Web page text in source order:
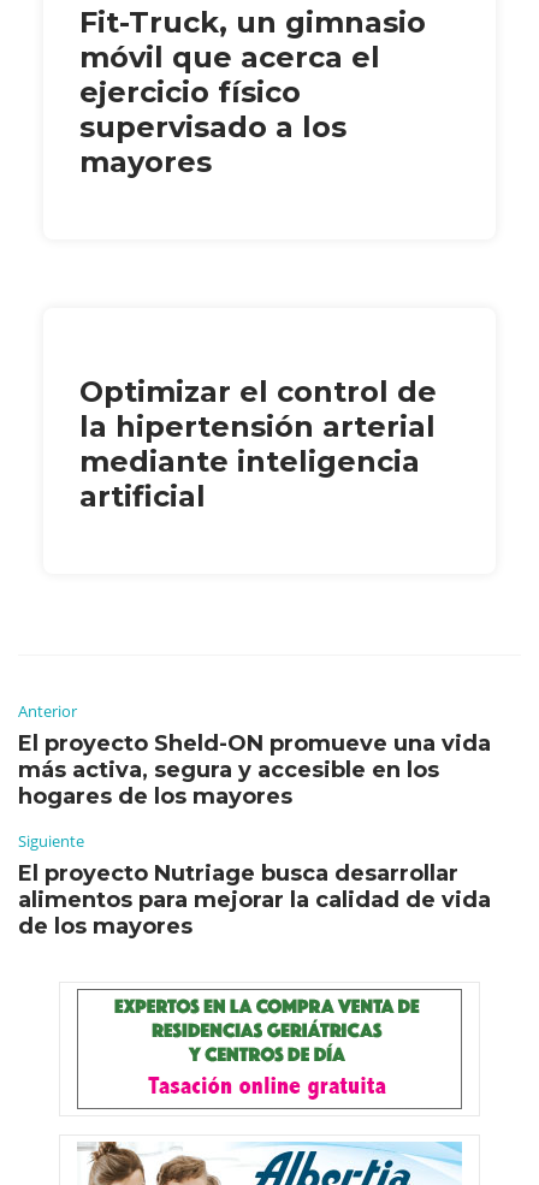
Fit-Truck, un gimnasio
móvil que acerca el
ejercicio físico
supervisado a los
mayores
Optimizar el control de
la hipertensión arterial
mediante inteligencia
artificial
Anterior
El proyecto Sheld-ON promueve una vida
más activa, segura y accesible en los
hogares de los mayores
Siguiente
El proyecto Nutriage busca desarrollar
alimentos para mejorar la calidad de vida
de los mayores